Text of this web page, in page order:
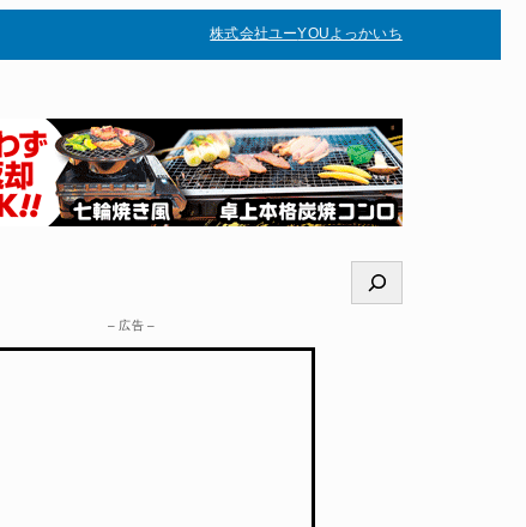
株式会社ユーYOUよっかいち
検
索
– 広告 –